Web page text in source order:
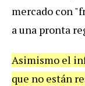
mercado con
a una pronta
Asimismo el
que no están